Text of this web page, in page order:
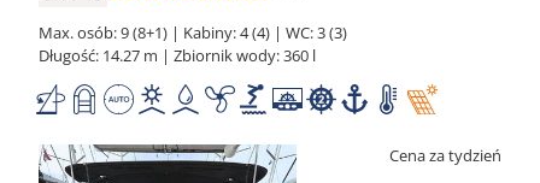
Max. osób: 9 (8+1) | Kabiny: 4 (4) | WC: 3 (3)
Długość: 14.27 m | Zbiornik wody: 360 l
Cena za tydzień